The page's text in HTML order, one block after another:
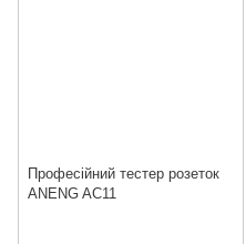
Професійний тестер розеток
ANENG AC11